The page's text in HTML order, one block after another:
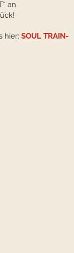
an
hier: SOUL TRAIN-